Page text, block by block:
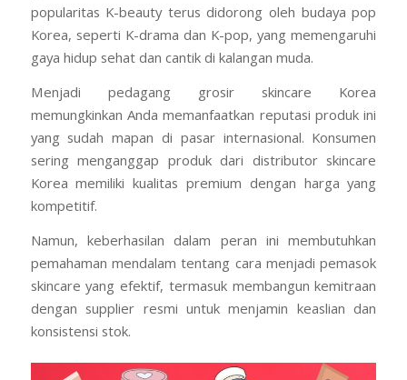
popularitas K-beauty terus didorong oleh budaya pop
Korea, seperti K-drama dan K-pop, yang memengaruhi
gaya hidup sehat dan cantik di kalangan muda.
Menjadi pedagang grosir skincare Korea
memungkinkan Anda memanfaatkan reputasi produk ini
yang sudah mapan di pasar internasional. Konsumen
sering menganggap produk dari distributor skincare
Korea memiliki kualitas premium dengan harga yang
kompetitif.
Namun, keberhasilan dalam peran ini membutuhkan
pemahaman mendalam tentang cara menjadi pemasok
skincare yang efektif, termasuk membangun kemitraan
dengan supplier resmi untuk menjamin keaslian dan
konsistensi stok.